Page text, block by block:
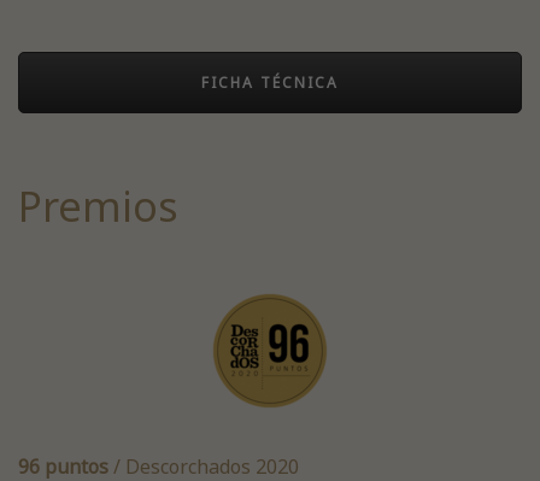
FICHA TÉCNICA
Premios
96 puntos/ Descorchados 2020